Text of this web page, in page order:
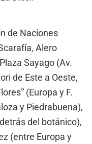
de Naciones
Alero
Sayago (Av.
de Este a Oeste,
(Europa y F.
y Piedrabuena),
del botánico),
(entre Europa y